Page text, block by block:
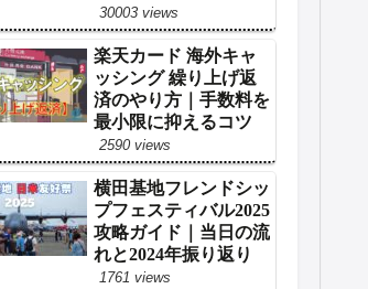
フランス対応【2026年
版】
30003 views
楽天カード 海外キャ
ッシング 繰り上げ返
済のやり方｜手数料を
最小限に抑えるコツ
2590 views
横田基地フレンドシッ
プフェスティバル2025
攻略ガイド｜当日の流
れと2024年振り返り
1761 views